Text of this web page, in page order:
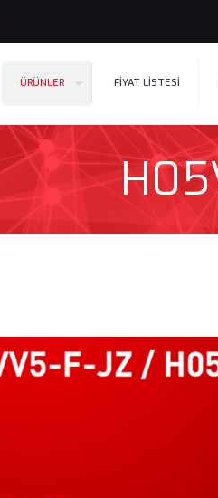
ÜRÜNLER FİYAT LİSTESİ